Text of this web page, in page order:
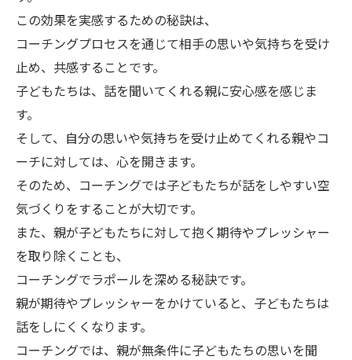
この効果を実感するための秘訣は、
コーチングプロセスを通じて相手の思いや気持ちを受け
止め、共感することです。
子どもたちは、話を聞いてくれる親に安心感を感じま
す。
そして、自分の思いや気持ちを受け止めてくれる親やコ
ーチに対しては、心を開きます。
そのため、コーチングでは子どもたちが話をしやすい空
気づくりをすることが大切です。
また、親が子どもたちに対して抱く期待やプレッシャー
を取り除くことも、
コーチングでラポールを深める秘訣です。
親が期待やプレッシャーをかけていると、子どもたちは
話をしにくくなります。
コーチングでは、親が無条件に子どもたちの思いを聞